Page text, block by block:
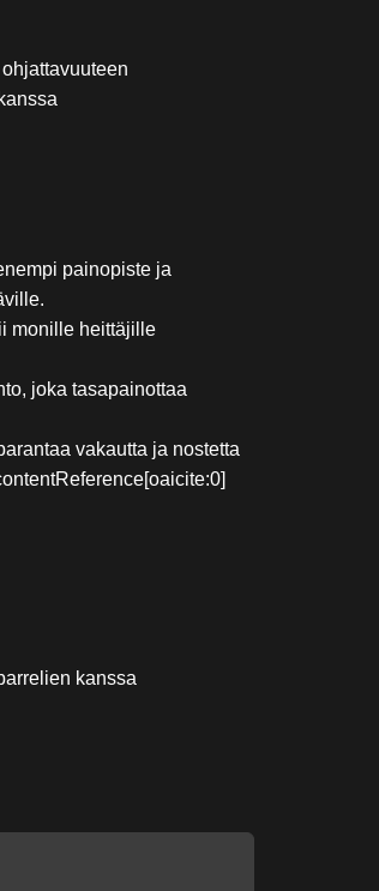
painopiste ja
monille heittäjille
joka tasapainottaa
vakautta ja nostetta
kanssa